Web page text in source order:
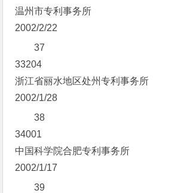
温州市专利事务所
2002/2/22
37
33204
浙江省丽水地区处州专利事务所
2002/1/28
38
34001
中国科学院合肥专利事务所
2002/1/17
39